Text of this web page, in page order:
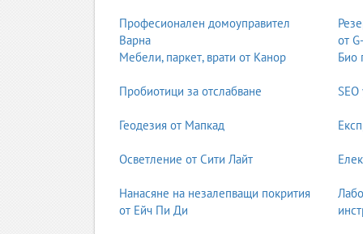
PA – полиамиди (найлон);
PC – поликарбонат.
2. Термореактивни полимери
След втвърдяване не могат да бъдат разтопени
фенолни смоли;
полиуретани.
3. Еластомери (каучук)
натурален каучук;
Професионален домоуправител
Варна
от
Мебели, паркет, врати от Канор
Био
Пробиотици за отслабване
Геодезия от Мапкад
Осветление от Сити Лайт
Нанасяне на незалепващи покрития
от Ейч Пи Ди